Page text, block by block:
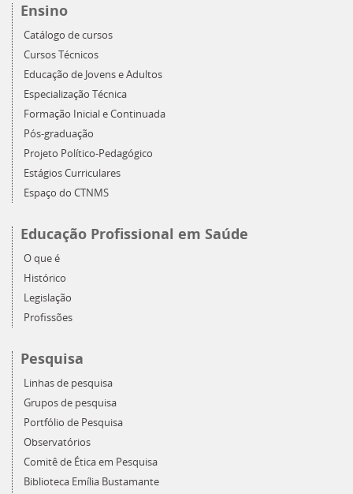
Ensino
Catálogo de cursos
Cursos Técnicos
Educação de Jovens e Adultos
Especialização Técnica
Formação Inicial e Continuada
Pós-graduação
Projeto Político-Pedagógico
Estágios Curriculares
Espaço do CTNMS
Educação Profissional em Saúde
O que é
Histórico
Legislação
Profissões
Pesquisa
Linhas de pesquisa
Grupos de pesquisa
Portfólio de Pesquisa
Observatórios
Comitê de Ética em Pesquisa
Biblioteca Emília Bustamante